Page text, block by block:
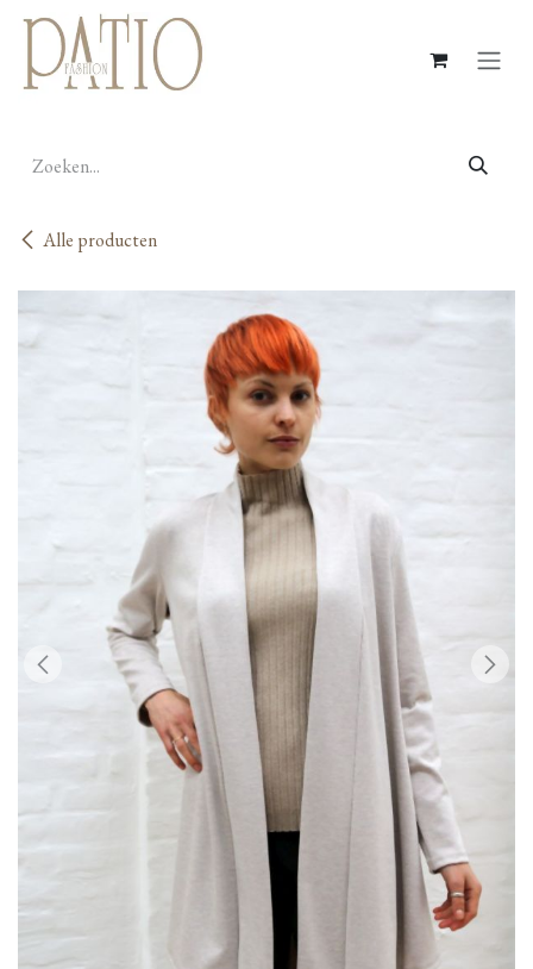
Overslaan naar inhoud
Alle producten